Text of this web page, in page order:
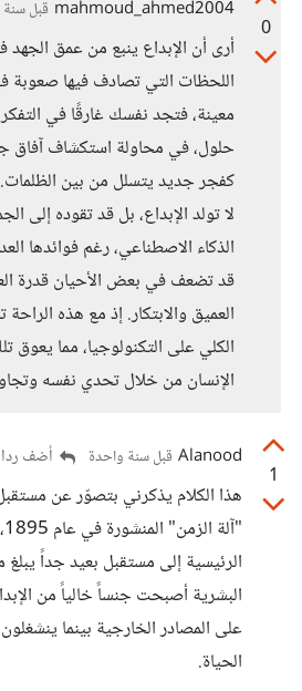
0
mahmoud_ahmed2004 قبل
أرى أن الإبداع ينبع من عمق الجهد
اللحظات التي تصادف فيها صعوبة
معينة، فتجد نفسك غارقًا في
حلول، في محاولة استكشاف آفاق
كفجر جديد يتسلل من بين الظلمات.
لا تولد الإبداع، بل قد تقوده إلى
الذكاء الاصطناعي، رغم فوائدها
قد تضعف في بعض الأحيان قدرة
العميق والابتكار. إذ مع هذه
الكلي على التكنولوجيا، مما يعوق
الإنسان من خلال تحدي نفسه
1
Alanood قبل سنة واحدة أضف ردا
هذا الكلام يذكرني بتصوّر عن
الرئيسية إلى مستقبل بعيد جداً
البشرية أصبحت جنساً خالياً من
على المصادر الخارجية بينما
الحياة.